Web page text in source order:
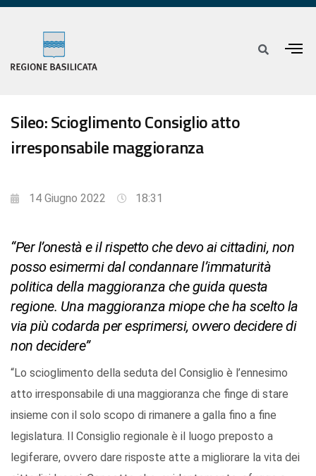
Sileo: Scioglimento Consiglio atto
irresponsabile maggioranza
14 Giugno 2022 18:31
“Per l’onestà e il rispetto che devo ai cittadini, non
posso esimermi dal condannare l’immaturità
politica della maggioranza che guida questa
regione. Una maggioranza miope che ha scelto la
via più codarda per esprimersi, ovvero decidere di
non decidere”
“Lo scioglimento della seduta del Consiglio è l’ennesimo
atto irresponsabile di una maggioranza che finge di stare
insieme con il solo scopo di rimanere a galla fino a fine
legislatura. Il Consiglio regionale è il luogo preposto a
legiferare, ovvero dare risposte atte a migliorare la vita dei